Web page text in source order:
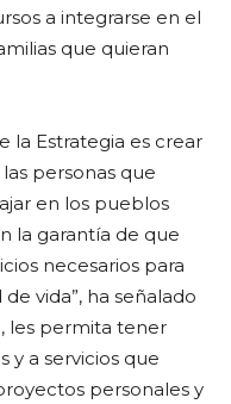
a integrarse en el
que quieran
la Estrategia es crear
personas que
en los pueblos
la garantía de que
necesarios para
vida”, ha señalado
les permita tener
y a servicios que
personales y